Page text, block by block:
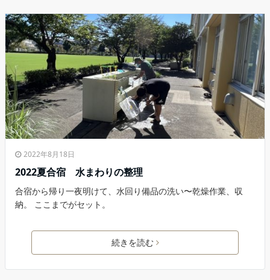
2022年8月18日
2022夏合宿 水まわりの整理
合宿から帰り一夜明けて、水回り備品の洗い〜乾燥作業、収
納。 ここまでがセット。
続きを読む